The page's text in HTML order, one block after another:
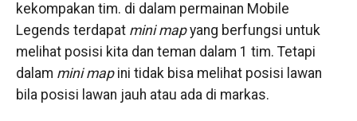
kekompakan tim. di dalam permainan Mobile
Legends terdapat mini mapyang berfungsi untuk
melihat posisi kita dan teman dalam 1 tim. Tetapi
dalam mini mapini tidak bisa melihat posisi lawan
bila posisi lawan jauh atau ada di markas.